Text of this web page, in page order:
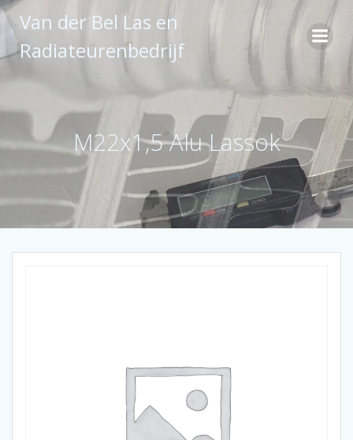
Ga
naar
inhoud
Van der Bel Las en
Radiateurenbedrijf
M22x1,5 Alu Lassok